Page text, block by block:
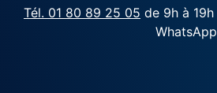
Tél. 01 80 89 25 05 de 9h à 19h
WhatsApp